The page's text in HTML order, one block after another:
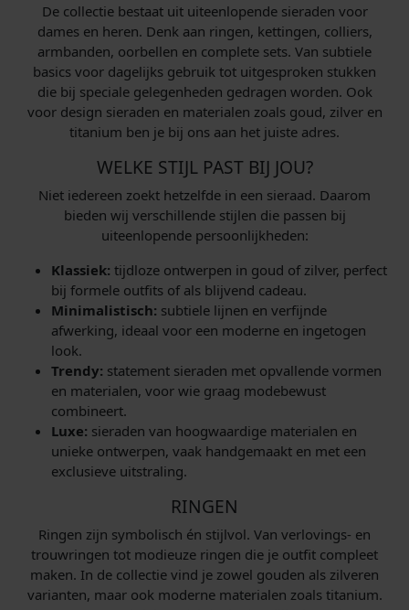
De collectie bestaat uit uiteenlopende sieraden voor
dames en heren. Denk aan ringen, kettingen, colliers,
armbanden, oorbellen en complete sets. Van subtiele
basics voor dagelijks gebruik tot uitgesproken stukken
die bij speciale gelegenheden gedragen worden. Ook
voor design sieraden en materialen zoals goud, zilver en
titanium ben je bij ons aan het juiste adres.
WELKE STIJL PAST BIJ JOU?
Niet iedereen zoekt hetzelfde in een sieraad. Daarom
bieden wij verschillende stijlen die passen bij
uiteenlopende persoonlijkheden:
Klassiek: tijdloze ontwerpen in goud of zilver, perfect
bij formele outfits of als blijvend cadeau.
Minimalistisch: subtiele lijnen en verfijnde
afwerking, ideaal voor een moderne en ingetogen
look.
Trendy: statement sieraden met opvallende vormen
en materialen, voor wie graag modebewust
combineert.
Luxe: sieraden van hoogwaardige materialen en
unieke ontwerpen, vaak handgemaakt en met een
exclusieve uitstraling.
RINGEN
Ringen zijn symbolisch én stijlvol. Van verlovings- en
trouwringen tot modieuze ringen die je outfit compleet
maken. In de collectie vind je zowel gouden als zilveren
varianten, maar ook moderne materialen zoals titanium.